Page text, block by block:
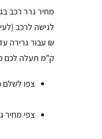
מחיר גרר רכב
לגישה לרכב
ק"מ תעלה לכם כ-200 - 400 ₪
צפו לשלם כ-550 - 700 ₪ בגין גרירת אוטובוס
צפי מחיר גרירת